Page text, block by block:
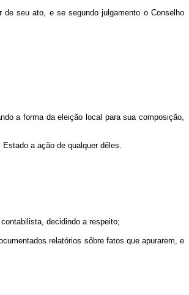
seu ato, e se segundo julgamento o Conselho
a forma da eleição local para sua composição,
a ação de qualquer dêles.
decidindo a respeito;
relatórios sôbre fatos que apurarem, e